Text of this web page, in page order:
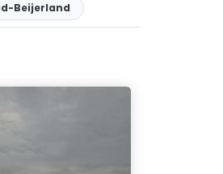
Beijerland